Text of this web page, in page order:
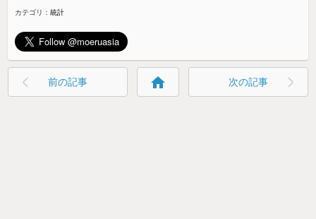
カテゴリ：統計
前の記事 home 次の記事